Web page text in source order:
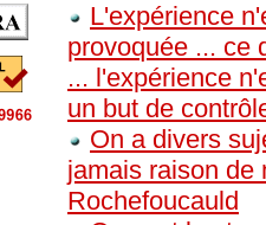
L'expérience
provoquée ... ce
... l'expérience
un but de
On a divers
jamais raison de
Rochefoucauld